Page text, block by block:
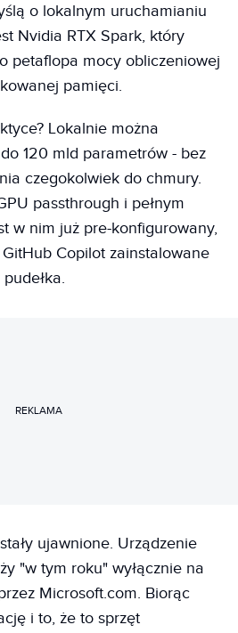
o lokalnym uruchamianiu
Nvidia RTX Spark, który
petaflopa mocy obliczeniowej
pamięci.
Lokalnie można
120 mld parametrów - bez
czegokolwiek do chmury.
passthrough i pełnym
w nim już pre-konfigurowany,
Copilot zainstalowane
REKLAMA
ujawnione. Urządzenie
"w tym roku" wyłącznie na
Microsoft.com. Biorąc
i to, że to sprzęt